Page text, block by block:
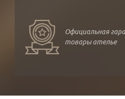
Официальная
товары ателье